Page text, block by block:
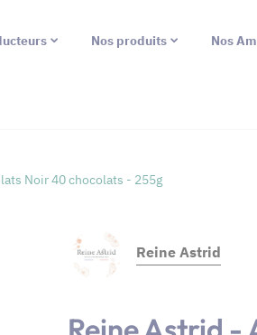
Nos produits Nos
Noir 40 chocolats - 255g
Reine Astrid